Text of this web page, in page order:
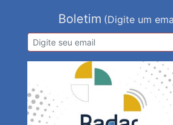
Boletim (Digite um